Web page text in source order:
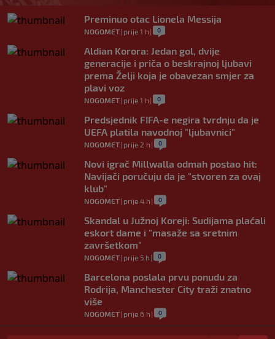
Preminuo otac Lionela Messija
NOGOMET| prije 1 h | 0
Aldian Korora: Jedan gol, dvije
generacije i priča o beskrajnoj ljubavi
prema Želji koja je obavezan smjer za
plavi voz
NOGOMET| prije 1 h | 0
Predsjednik FIFA-e negira tvrdnju da je
UEFA platila navodnoj "ljubavnici"
NOGOMET| prije 2 h | 0
Novi igrač Millwalla odmah postao hit:
Navijači poručuju da je "stvoren za ovaj
klub"
NOGOMET| prije 4 h | 0
Skandal u Južnoj Koreji: Sudijama plaćali
eskort dame i "masaže sa sretnim
završetkom"
NOGOMET| prije 5 h | 0
Barcelona poslala prvu ponudu za
Rodrija, Manchester City traži znatno
više
NOGOMET| prije 6 h | 0
Dalić će postati najskuplji hrvatski